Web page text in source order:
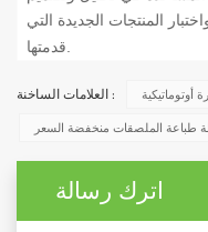
المنتجات الجديدة التي
قدمتها
العلامات الساخنة : أوتوماتيكية
طباعة الملصقات منخفضة السعر
اترك رسالة